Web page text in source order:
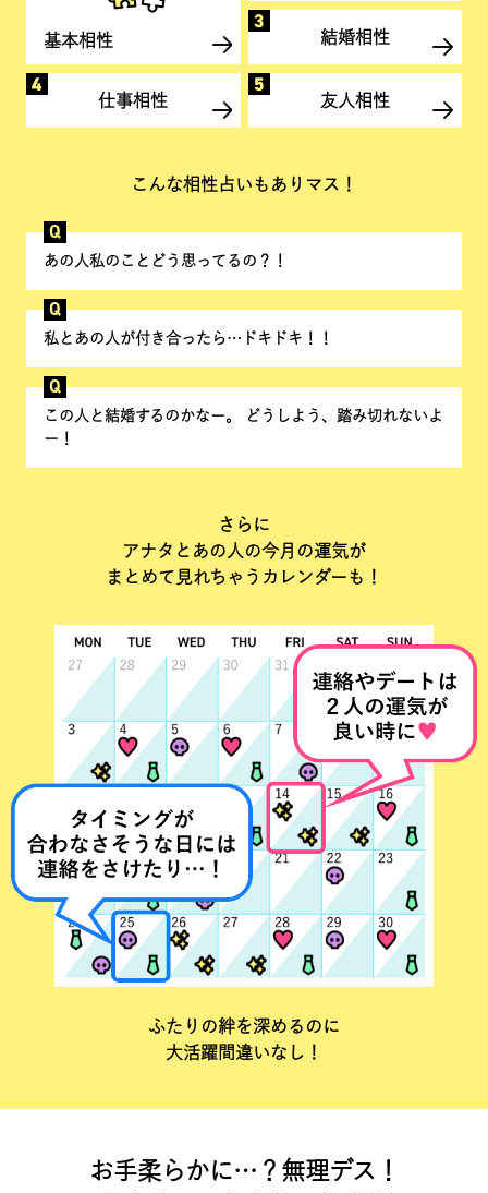
基本相性 結婚相性
仕事相性 友人相性
こんな相性占いもありマス！
Q
あの人私のことどう思ってるの？！
Q
私とあの人が付き合ったら…ドキドキ！！
Q
この人と結婚するのかなー。 どうしよう、踏み切れないよ
ー！
さらに
アナタとあの人の今月の運気が
まとめて見れちゃうカレンダーも！
ふたりの絆を深めるのに
大活躍間違いなし！
お手柔らかに…？無理デス！